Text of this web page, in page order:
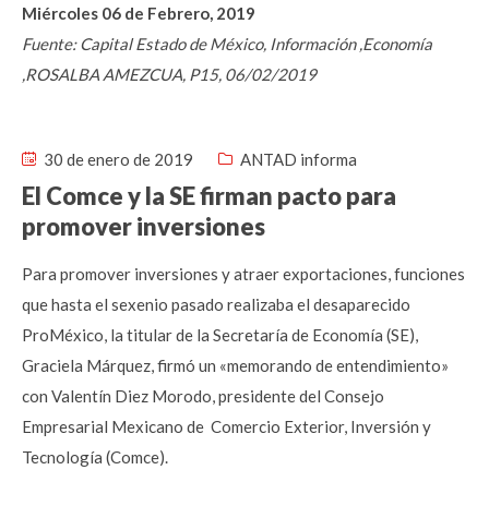
Miércoles 06 de Febrero, 2019
Fuente: Capital Estado de México, Información ,Economía
,ROSALBA AMEZCUA, P15, 06/02/2019
30 de enero de 2019 ANTAD informa
El Comce y la SE firman pacto para
promover inversiones
Para promover inversiones y atraer exportaciones, funciones
que hasta el sexenio pasado realizaba el desaparecido
ProMéxico, la titular de la Secretaría de Economía (SE),
Graciela Márquez, firmó un «memorando de entendimiento»
con Valentín Diez Morodo, presidente del Consejo
Empresarial Mexicano de Comercio Exterior, Inversión y
Tecnología (Comce).